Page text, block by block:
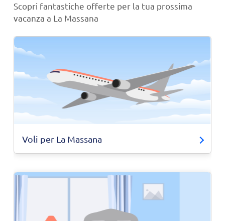
Scopri fantastiche offerte per la tua prossima
vacanza a La Massana
Voli per La Massana